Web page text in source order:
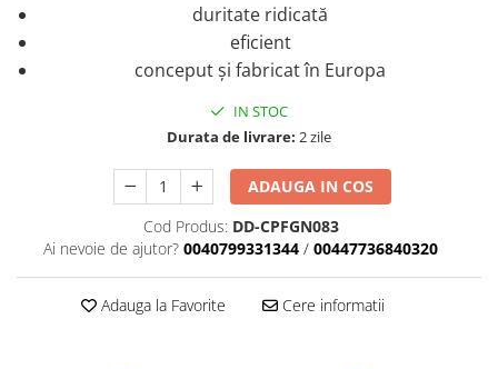
duritate ridicată
eficient
conceput şi fabricat în Europa
IN STOC
Durata de livrare: 2 zile
ADAUGA IN COS
Cod Produs: DD-CPFGN083
Ai nevoie de ajutor? 0040799331344 / 00447736840320
Adauga la Favorite Cere informatii